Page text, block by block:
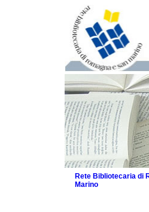
Rete Bibliotecaria di
Marino